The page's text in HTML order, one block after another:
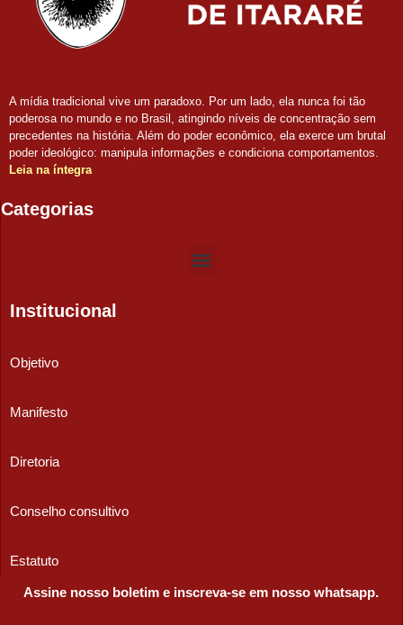
A mídia tradicional vive um paradoxo. Por um lado, ela nunca foi tão
poderosa no mundo e no Brasil, atingindo níveis de concentração sem
precedentes na história. Além do poder econômico, ela exerce um brutal
poder ideológico: manipula informações e condiciona comportamentos.
Leia na íntegra
Categorias
Institucional
Objetivo
Manifesto
Diretoria
Conselho consultivo
Estatuto
Assine nosso boletim e inscreva-se em nosso whatsapp.